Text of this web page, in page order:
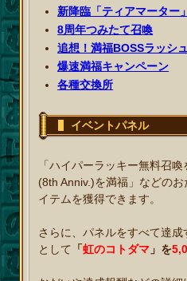
新降臨「ティアマーター
8周年つみたて召喚
追想！満福BOSSラッシュ
爆速満福キャンペーン
各種交換所
イベントパネル
「ハイパーラッキー無料召
(8th Anniv.)を満福」などの
イテムを獲得できます。
さらに、パネルをすべて達
として
「虹のコトダマ 」を